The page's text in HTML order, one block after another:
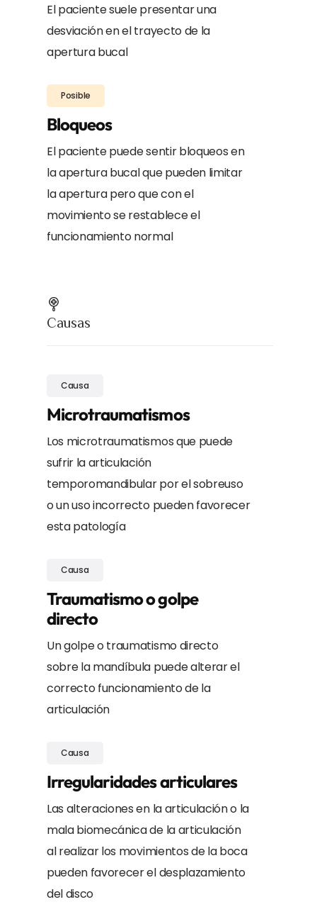
El paciente suele presentar una
desviación en el trayecto de la
apertura bucal
Posible
Bloqueos
El paciente puede sentir bloqueos en
la apertura bucal que pueden limitar
la apertura pero que con el
movimiento se restablece el
funcionamiento normal
Causas
Causa
Microtraumatismos
Los microtraumatismos que puede
sufrir la articulación
temporomandibular por el sobreuso
o un uso incorrecto pueden favorecer
esta patología
Causa
Traumatismo o golpe
directo
Un golpe o traumatismo directo
sobre la mandíbula puede alterar el
correcto funcionamiento de la
articulación
Causa
Irregularidades articulares
Las alteraciones en la articulación o la
mala biomecánica de la articulación
al realizar los movimientos de la boca
pueden favorecer el desplazamiento
del disco